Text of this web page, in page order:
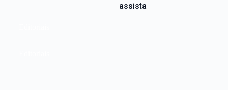
assista